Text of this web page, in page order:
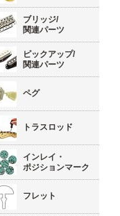
ブリッジ/
関連パーツ
ピックアップ/
関連パーツ
ペグ
トラスロッド
インレイ・
ポジションマーク
フレット